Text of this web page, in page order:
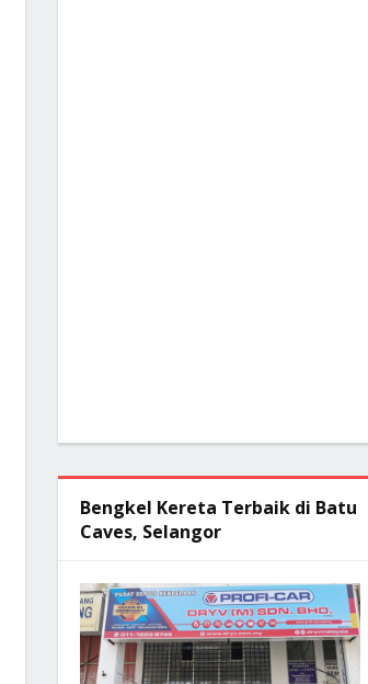
Bengkel Kereta Terbaik di Batu
Caves, Selangor